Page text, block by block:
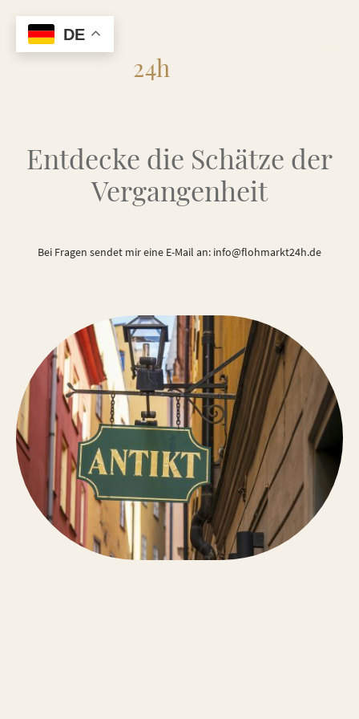
24h
Entdecke die Schätze der
Vergangenheit
Bei Fragen sendet mir eine E-Mail an: info@flohmarkt24h.de
DE